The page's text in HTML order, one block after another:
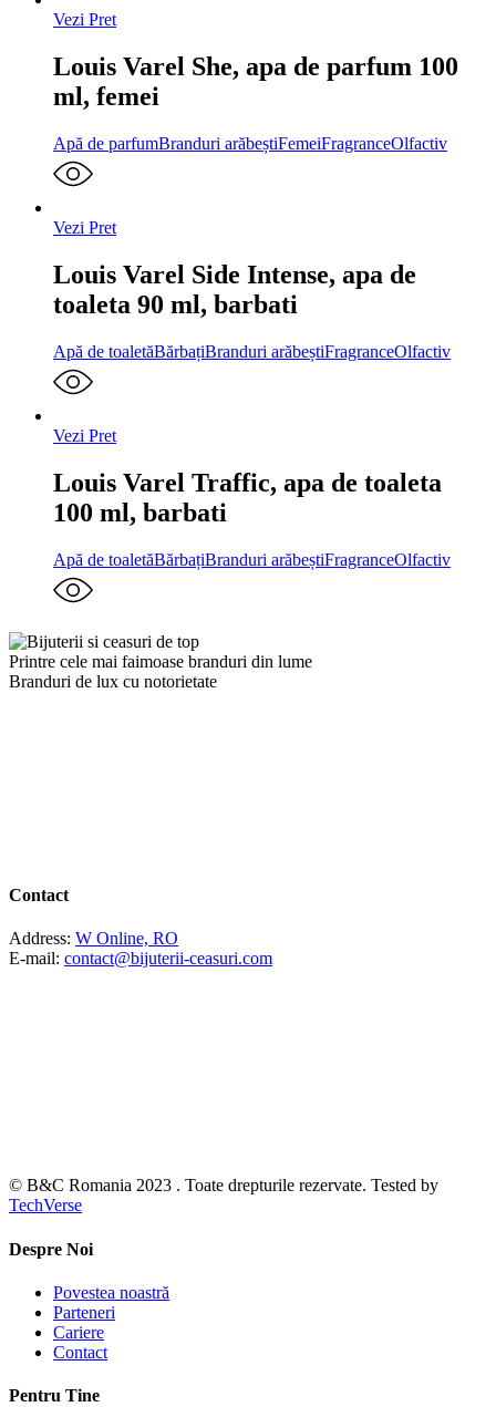
Vezi Pret
Louis Varel She, apa de parfum 100
ml, femei
Apă de parfumBranduri arăbeștiFemeiFragranceOlfactiv
Vezi Pret
Louis Varel Side Intense, apa de
toaleta 90 ml, barbati
Apă de toaletăBărbațiBranduri arăbeștiFragranceOlfactiv
Vezi Pret
Louis Varel Traffic, apa de toaleta
100 ml, barbati
Apă de toaletăBărbațiBranduri arăbeștiFragranceOlfactiv
Printre cele mai faimoase branduri din lume
Branduri de lux cu notorietate
Contact
Address: W Online, RO
E-mail: contact@bijuterii-ceasuri.com
© B&C Romania 2023 . Toate drepturile rezervate. Tested by
TechVerse
Despre Noi
Povestea noastră
Parteneri
Cariere
Contact
Pentru Tine